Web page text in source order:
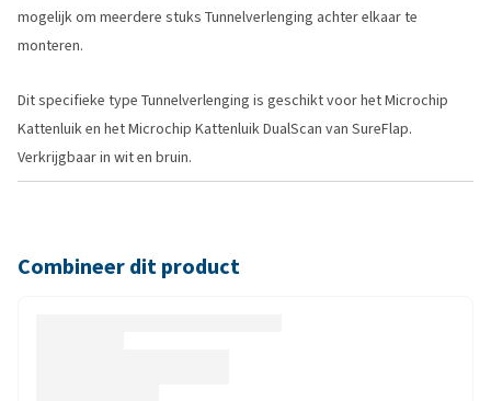
mogelijk om meerdere stuks Tunnelverlenging achter elkaar te
monteren.
Dit specifieke type Tunnelverlenging is geschikt voor het Microchip
Kattenluik en het Microchip Kattenluik DualScan van SureFlap.
Verkrijgbaar in wit en bruin.
Combineer dit product